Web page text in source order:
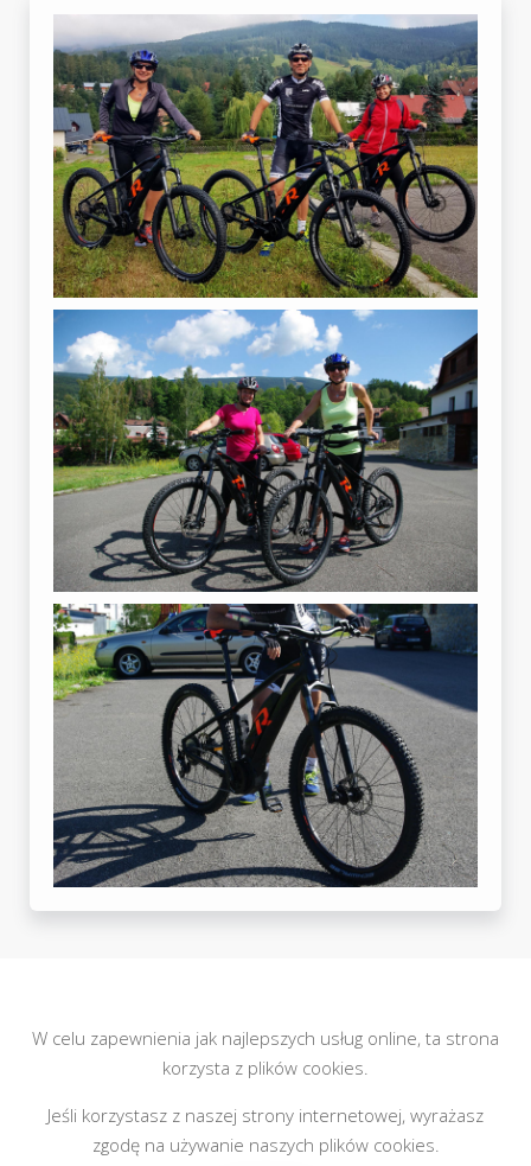
W celu zapewnienia jak najlepszych usług online, ta strona
korzysta z plików cookies.
Jeśli korzystasz z naszej strony internetowej, wyrażasz
zgodę na używanie naszych plików cookies.